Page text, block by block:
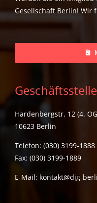
Gesellschaft Berlin! Wir
Geschäftsstelle
Hardenbergstr. 12 (4.
10623 Berlin
Telefon: (030) 3199-1888
Fax: (030) 3199-1889
E-Mail: kontakt@djg-